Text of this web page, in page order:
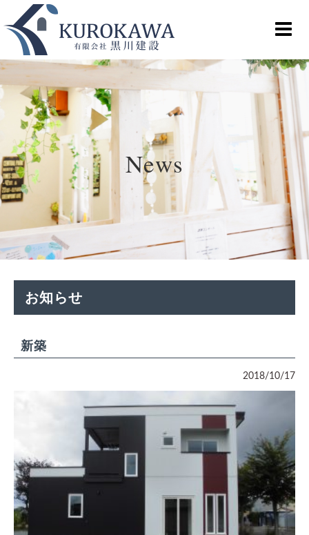
News
お知らせ
新築
2018/10/17